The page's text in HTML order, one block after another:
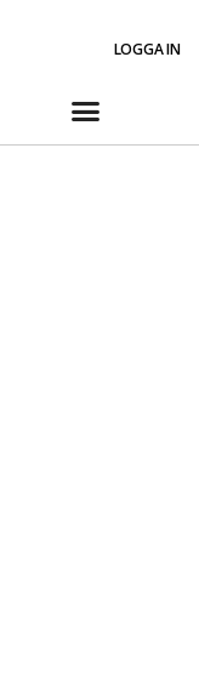
LOGGA IN